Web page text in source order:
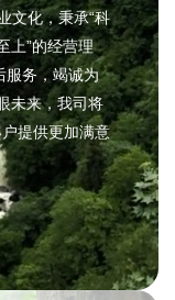
文化，秉承“科
上”的经营理
服务，竭诚为
未来，我司将
提供更加满意